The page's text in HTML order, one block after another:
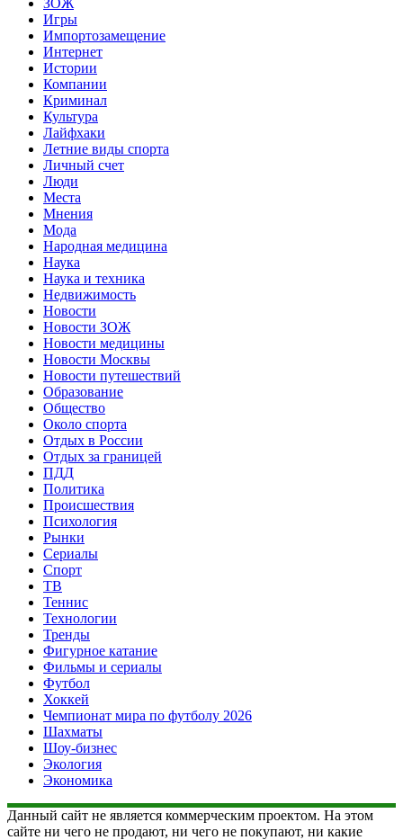
Игры
Импортозамещение
Интернет
Истории
Компании
Криминал
Культура
Лайфхаки
Летние виды спорта
Личный счет
Люди
Места
Мнения
Мода
Народная медицина
Наука
Наука и техника
Недвижимость
Новости
Новости ЗОЖ
Новости медицины
Новости Москвы
Новости путешествий
Образование
Общество
Около спорта
Отдых в России
Отдых за границей
ПДД
Политика
Происшествия
Психология
Рынки
Сериалы
Спорт
ТВ
Теннис
Технологии
Тренды
Фигурное катание
Фильмы и сериалы
Футбол
Хоккей
Чемпионат мира по футболу 2026
Шахматы
Шоу-бизнес
Экология
Экономика
Данный сайт не является коммерческим проектом. На этом
сайте ни чего не продают, ни чего не покупают, ни какие